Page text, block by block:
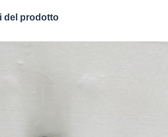
del prodotto